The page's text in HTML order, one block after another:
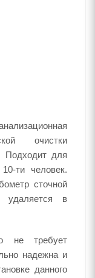
очистки
Подходит для
ти человек.
сточной
в
не требует
надежна и
данного